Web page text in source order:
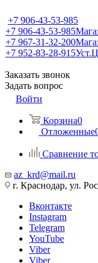
+7 906-43-53-985
+7 906-43-53-985
+7 967-31-32-200
+7 952-83-28-915
Заказать звонок
Задать вопрос
Войти
Корзина0
Отложенные
Сравнение
az_krd@mail.ru
г. Краснодар, ул.
Вконтакте
Instagram
Telegram
YouTube
Viber
Viber